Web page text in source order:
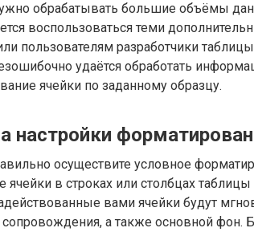
обрабатывать большие объёмы
воспользоваться теми
пользователям разработчики
удаётся обработать
ячейки по заданному образцу.
настройки
осуществите условное
ячейки в строках или столбцах
вами ячейки будут
сопровождения, а также основной фон.